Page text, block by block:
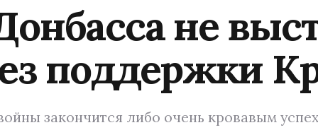
не
поддержки
закончится либо очень кровавым